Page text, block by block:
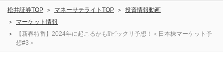
松井証券TOP マネーサテライトTOP
投資情報動画
マーケット情報
【新春特番】2024年に起こるかも⁉ビックリ予想！＜日本株マーケット予
想#3＞